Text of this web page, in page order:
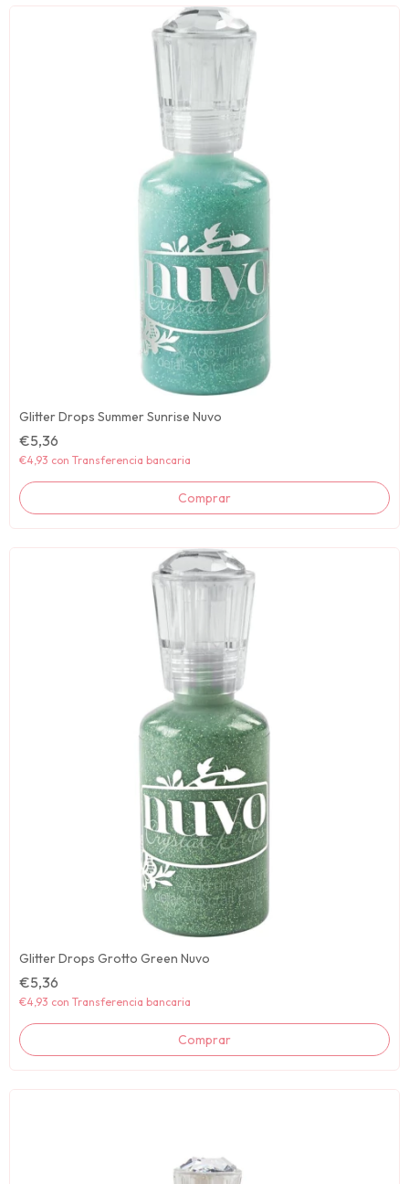
Glitter Drops Summer Sunrise Nuvo
€5,36
€4,93 con Transferencia bancaria
Glitter Drops Grotto Green Nuvo
€5,36
€4,93 con Transferencia bancaria